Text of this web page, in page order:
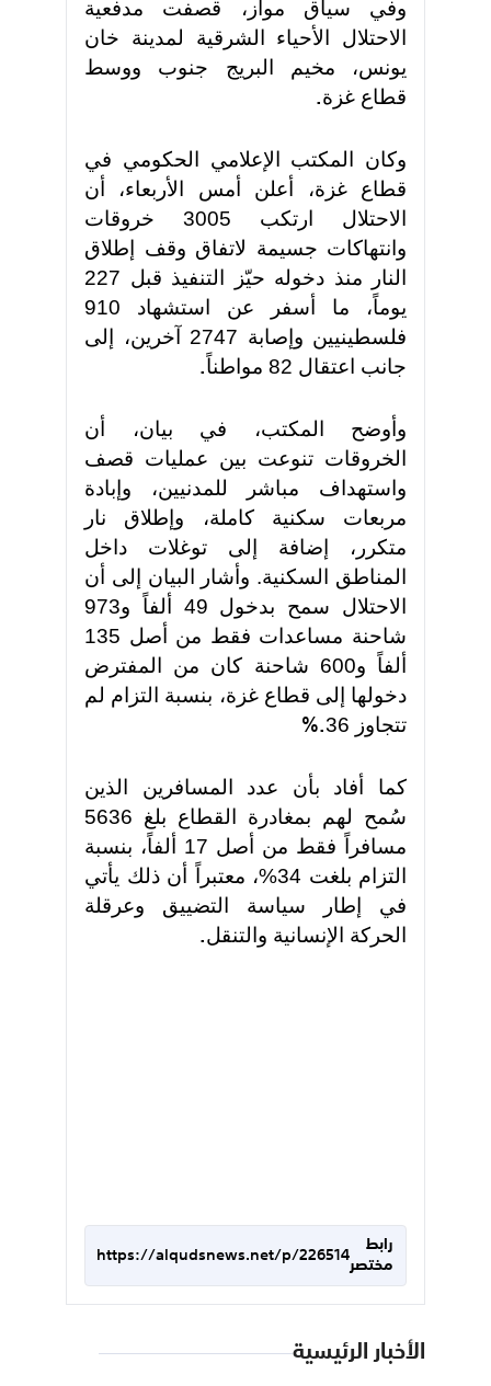
وفي سياق مواز، قصفت مدفعية
الاحتلال الأحياء الشرقية لمدينة خان
يونس، مخيم البريج جنوب ووسط
قطاع غزة.
وكان المكتب الإعلامي الحكومي في
قطاع غزة، أعلن أمس الأربعاء، أن
الاحتلال ارتكب 3005 خروقات
وانتهاكات جسيمة لاتفاق وقف إطلاق
النار منذ دخوله حيّز التنفيذ قبل 227
يوماً، ما أسفر عن استشهاد 910
فلسطينيين وإصابة 2747 آخرين، إلى
جانب اعتقال 82 مواطناً
.
وأوضح المكتب، في بيان، أن
الخروقات تنوعت بين عمليات قصف
واستهداف مباشر للمدنيين، وإبادة
مربعات سكنية كاملة، وإطلاق نار
متكرر، إضافة إلى توغلات داخل
المناطق السكنية. وأشار البيان إلى أن
الاحتلال سمح بدخول 49 ألفاً و973
شاحنة مساعدات فقط من أصل 135
ألفاً و600 شاحنة كان من المفترض
دخولها إلى قطاع غزة، بنسبة التزام لم
تتجاوز 36
%.
كما أفاد بأن عدد المسافرين الذين
سُمح لهم بمغادرة القطاع بلغ 5636
مسافراً فقط من أصل 17 ألفاً، بنسبة
التزام بلغت 34%، معتبراً أن ذلك يأتي
في إطار سياسة التضييق وعرقلة
الحركة الإنسانية والتنقل.
رابط
مختصر
https://alqudsnews.net/p/226514
الأخبار الرئيسية